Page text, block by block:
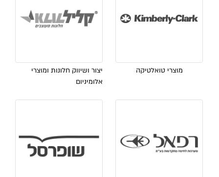
מוצרי טואלטיקה
יצור ושיווק חלונות ומוצרי
אלומיניום